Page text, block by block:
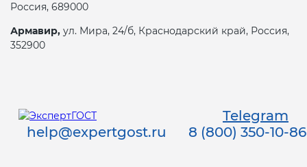
Россия, 689000
Армавир, ул. Мира, 24/б, Краснодарский край, Россия,
352900
Telegram
help@expertgost.ru
8 (800) 350-10-86